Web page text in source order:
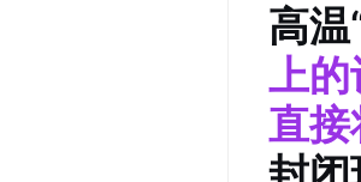
高温
上的
直